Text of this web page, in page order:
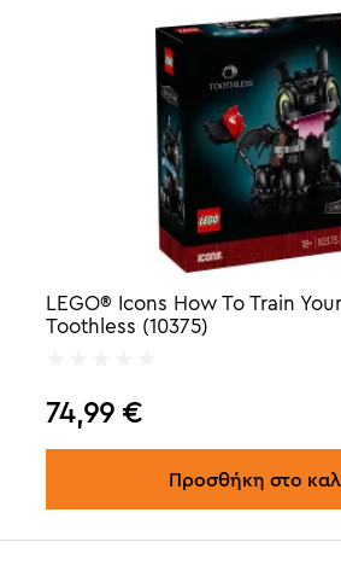
LEGO® Icons How To Train
Toothless (10375)
74,99 €
Προσθήκη στο